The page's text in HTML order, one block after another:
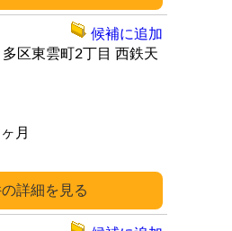
詳細
多区東雲町2丁目 西鉄天
ヶ月
候補に追加